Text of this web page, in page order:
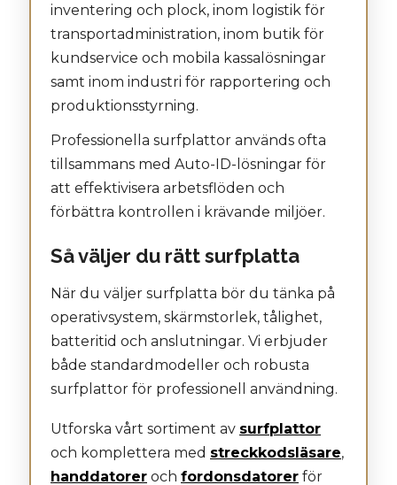
inventering och plock, inom logistik för
transportadministration, inom butik för
kundservice och mobila kassalösningar
samt inom industri för rapportering och
produktionsstyrning.
Professionella surfplattor används ofta
tillsammans med Auto-ID-lösningar för
att effektivisera arbetsflöden och
förbättra kontrollen i krävande miljöer.
Så väljer du rätt surfplatta
När du väljer surfplatta bör du tänka på
operativsystem, skärmstorlek, tålighet,
batteritid och anslutningar. Vi erbjuder
både standardmodeller och robusta
surfplattor för professionell användning.
Utforska vårt sortiment av surfplattor
och komplettera med streckkodsläsare,
handdatorer och fordonsdatorer för